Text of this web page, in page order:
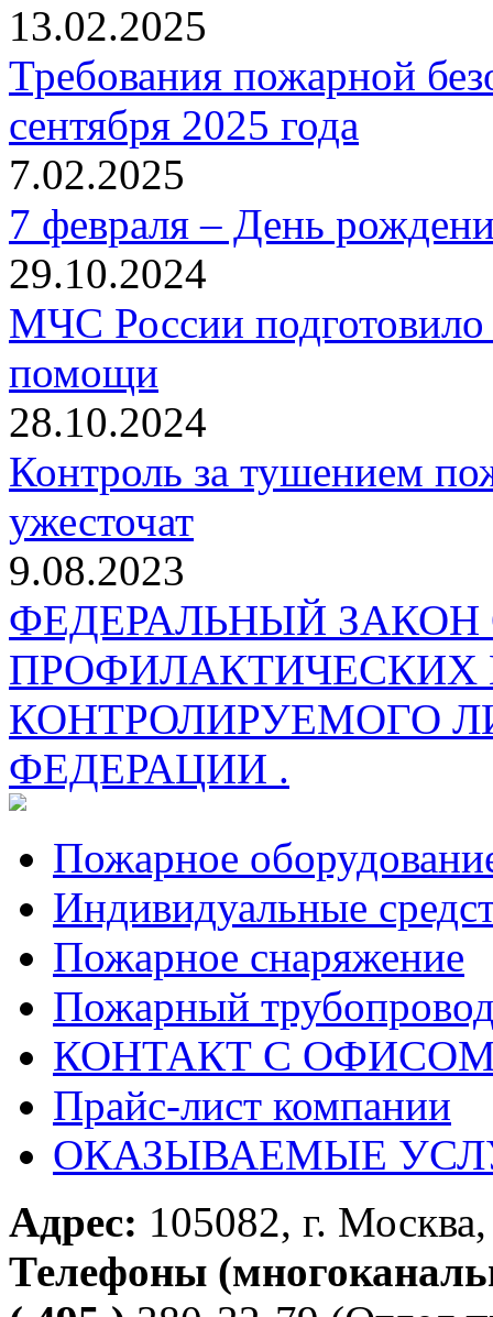
13.02.2025
Требования пожарной
сентября 2025 года
7.02.2025
7 февраля – День
29.10.2024
МЧС России
помощи
28.10.2024
Контроль за тушением
ужесточат
9.08.2023
ФЕДЕРАЛЬНЫЙ
КОНТРОЛИРУЕМОГО
ФЕДЕРАЦИИ .
Пожарное
Индивидуальные
Пожарное снаряжение
Пожарный
КОНТАКТ С ОФИСОМ
Прайс-лист компании
ОКАЗЫВАЕМЫЕ
Адрес: 105082, г.
Телефоны